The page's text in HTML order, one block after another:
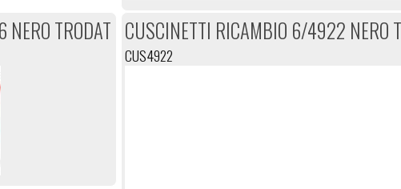
TRODAT CUSCINETTI RICAMBIO 6/4922 NERO
CUS4922